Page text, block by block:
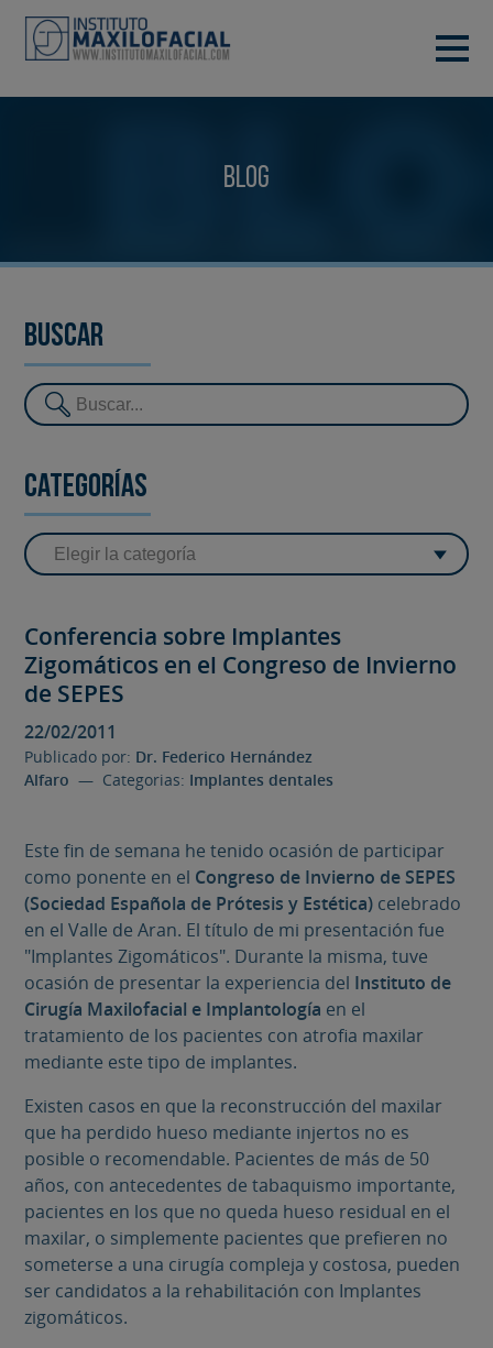
Blog
Buscar
Categorías
Conferencia sobre Implantes
Zigomáticos en el Congreso de Invierno
de SEPES
22/02/2011
Publicado por: Dr. Federico Hernández
Alfaro — Categorias: Implantes dentales
Este fin de semana he tenido ocasión de participar
como ponente en el Congreso de Invierno de SEPES
(Sociedad Española de Prótesis y Estética) celebrado
en el Valle de Aran. El título de mi presentación fue
"Implantes Zigomáticos". Durante la misma, tuve
ocasión de presentar la experiencia del Instituto de
Cirugía Maxilofacial e Implantología en el
tratamiento de los pacientes con atrofia maxilar
mediante este tipo de implantes.
Existen casos en que la reconstrucción del maxilar
que ha perdido hueso mediante injertos no es
posible o recomendable. Pacientes de más de 50
años, con antecedentes de tabaquismo importante,
pacientes en los que no queda hueso residual en el
maxilar, o simplemente pacientes que prefieren no
someterse a una cirugía compleja y costosa, pueden
ser candidatos a la rehabilitación con Implantes
zigomáticos.